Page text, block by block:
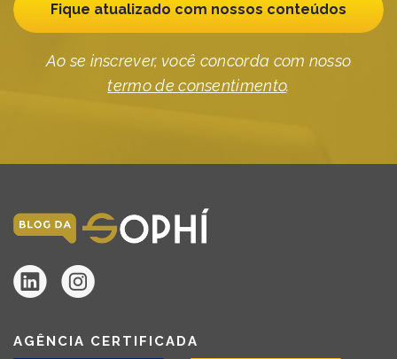
Fique atualizado com nossos conteúdos
Ao se inscrever, você concorda com nosso
termo de consentimento.
AGÊNCIA CERTIFICADA